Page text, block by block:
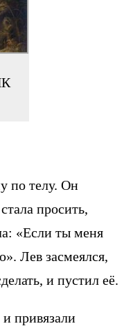
по телу. Он
просить,
«Если ты меня
Лев засмеялся,
и пустил её.
привязали